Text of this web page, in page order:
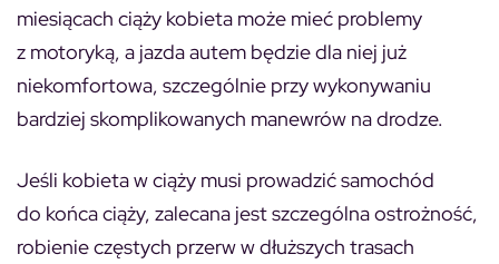
miesiącach ciąży kobieta może mieć problemy
z motoryką, a jazda autem będzie dla niej już
niekomfortowa, szczególnie przy wykonywaniu
bardziej skomplikowanych manewrów na drodze.
Jeśli kobieta w ciąży musi prowadzić samochód
do końca ciąży, zalecana jest szczególna ostrożność,
robienie częstych przerw w dłuższych trasach